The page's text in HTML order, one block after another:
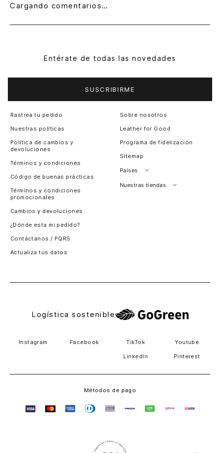
Cargando comentarios…
Entérate de todas las novedades
SUSCRIBIRME
Rastrea tu pedido
Nuestras políticas
Política de cambios y
devoluciones
Términos y condiciones
Código de buenas prácticas
Términos y condiciones
promocionales
Cambios y devoluciones
¿Dónde esta mi pedido?
Contáctanos / PQRS
Actualiza tus datos
Sobre nosotros
Leather for Good
Programa de fidelización
Sitemap
Países
Perú
Nuestras tiendas
Logística sostenible
Instagram Facebook TikTok Youtube
LinkedIn Pinterest
Métodos de pago